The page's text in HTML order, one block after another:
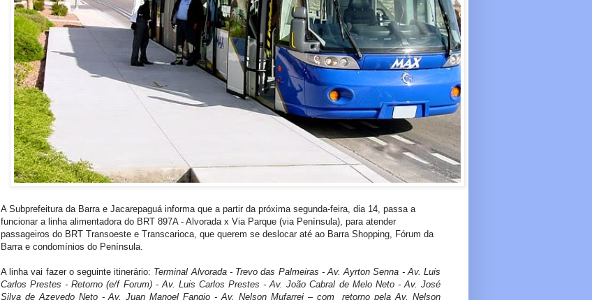
A Subprefeitura da Barra e Jacarepaguá informa que a partir da próxima segunda-feira, dia 14, passa a
funcionar a linha alimentadora do BRT 897A - Alvorada x Via Parque (via Península), para atender
passageiros do BRT Transoeste e Transcarioca, que querem se deslocar até ao Barra Shopping, Fórum da
Barra e condomínios do Península.
A linha vai fazer o seguinte itinerário: Terminal Alvorada - Trevo das Palmeiras - Av. Ayrton Senna - Av. Luis
Carlos Prestes - Retorno (e/f Forum) - Av. Luis Carlos Prestes - Av. João Cabral de Melo Neto - Av. José
Silva de Azevedo Neto - Av. Juan Manoel Fangio - Av. Nelson Mufarrej – com retorno pela Av. Nelson